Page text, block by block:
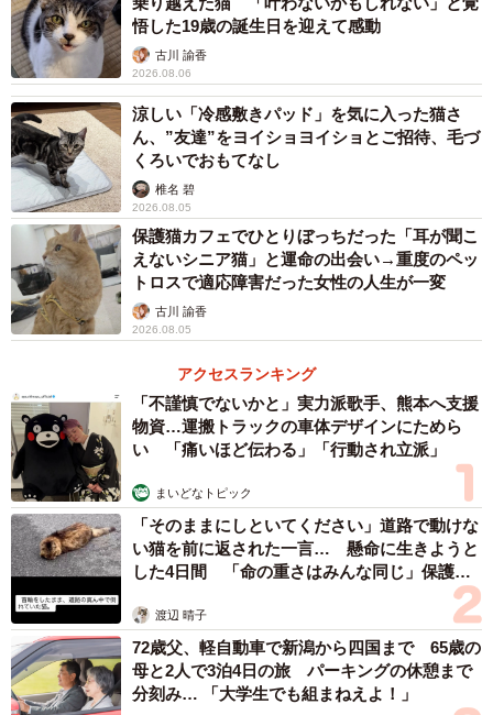
悟した19歳の誕生日を迎えて感動
古川 諭香
2026.08.06
涼しい「冷感敷きパッド」を気に入った猫さ
ん、”友達”をヨイショヨイショとご招待、毛づ
くろいでおもてなし
椎名 碧
2026.08.05
保護猫カフェでひとりぼっちだった「耳が聞こ
えないシニア猫」と運命の出会い→重度のペッ
トロスで適応障害だった女性の人生が一変
古川 諭香
2026.08.05
アクセスランキング
「不謹慎でないかと」実力派歌手、熊本へ支援
物資…運搬トラックの車体デザインにためら
い 「痛いほど伝わる」「行動され立派」
まいどなトピック
「そのままにしといてください」道路で動けな
い猫を前に返された一言… 懸命に生きようと
した4日間 「命の重さはみんな同じ」保護団
渡辺 晴子
72歳父、軽自動車で新潟から四国まで 65歳の
母と2人で3泊4日の旅 パーキングの休憩まで
分刻み… 「大学生でも組まねえよ！」